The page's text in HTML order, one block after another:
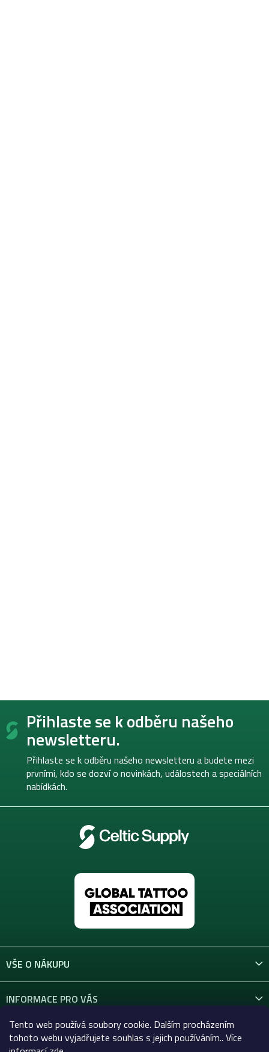
Tento web používá soubory cookie. Dalším procházením
tohoto webu vyjadřujete souhlas s jejich používáním.. Více
Z
Přihlaste se k odběru našeho
newsletteru.
Přihlaste se k odběru našeho newsletteru a budete mezi
prvními, kdo se dozví o novinkách, událostech a speciálních
nabídkách.
VŠE O NÁKUPU
INFORMACE PRO VÁS
KONTAKT